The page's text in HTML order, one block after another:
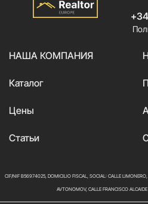
НАША КОМПАНИЯ
Каталог
Цены
Статьи
CIF/NIF B56974025, DOMICILIO FISCAL, SOCIAL: CALLE
AVTONOMOV, CALLE FRANCISCO